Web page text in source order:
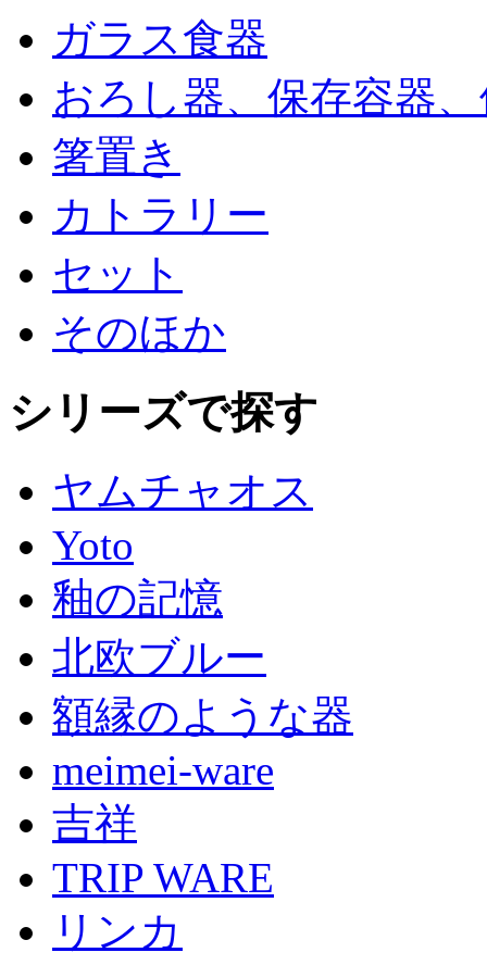
ガラス食器
おろし器、保存容器
箸置き
カトラリー
セット
そのほか
シリーズで探す
ヤムチャオス
Yoto
釉の記憶
北欧ブルー
額縁のような器
meimei-ware
吉祥
TRIP WARE
リンカ